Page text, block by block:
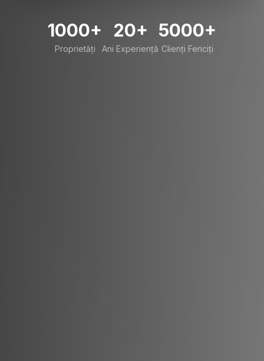
1000+
Proprietăți
20+
Ani Experiență
5000+
Clienți Fericiți